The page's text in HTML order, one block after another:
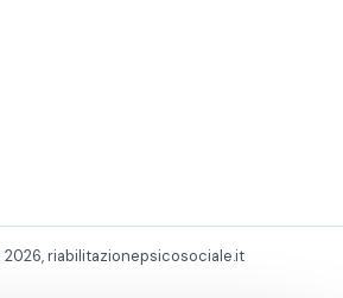
riabilitazionepsicosociale.it